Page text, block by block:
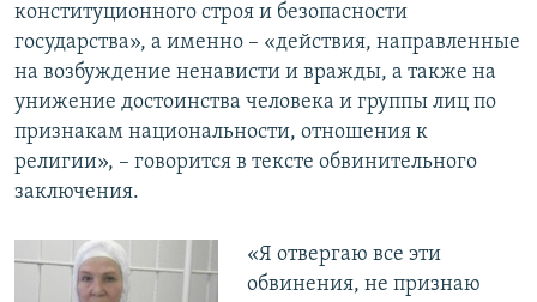
конституционного строя и безопасности
государства», а именно – «действия, направленные
на возбуждение ненависти и вражды, а также на
унижение достоинства человека и группы лиц по
признакам национальности, отношения к
религии», – говорится в тексте обвинительного
заключения.
«Я отвергаю все эти
обвинения, не признаю